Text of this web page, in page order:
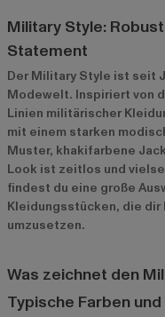
Military Style:
Statement
Der Military Style ist seit
Modewelt. Inspiriert von
Linien militärischer
mit einem starken
Muster, khakifarbene
Look ist zeitlos und
findest du eine große
Kleidungsstücken, die
umzusetzen.
Was zeichnet den
Typische Farben